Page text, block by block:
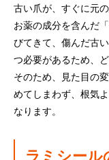
古い爪が、すぐに元
お薬の成分を含んだ
びてきて、傷んだ古
つ必要があるため、
そのため、見た目の
めてしまわず、根気
なります。
ラミシール